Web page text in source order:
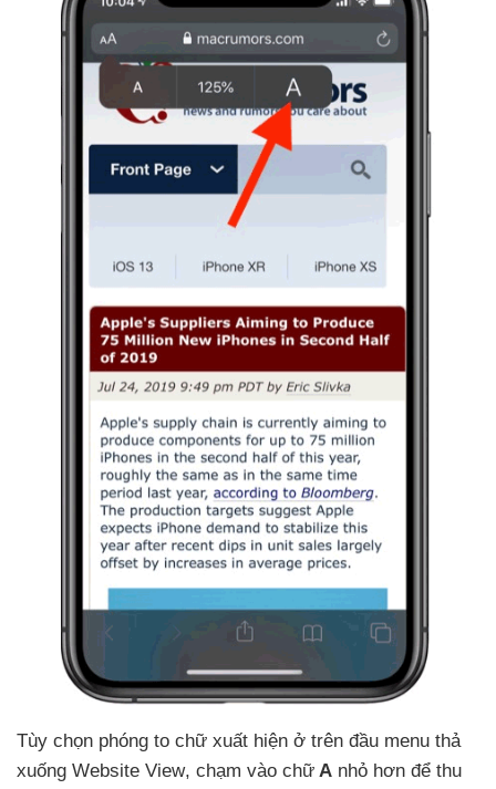
Tùy chọn phóng to chữ xuất hiện ở trên đầu menu thả
xuống Website View, chạm vào chữ A nhỏ hơn để thu